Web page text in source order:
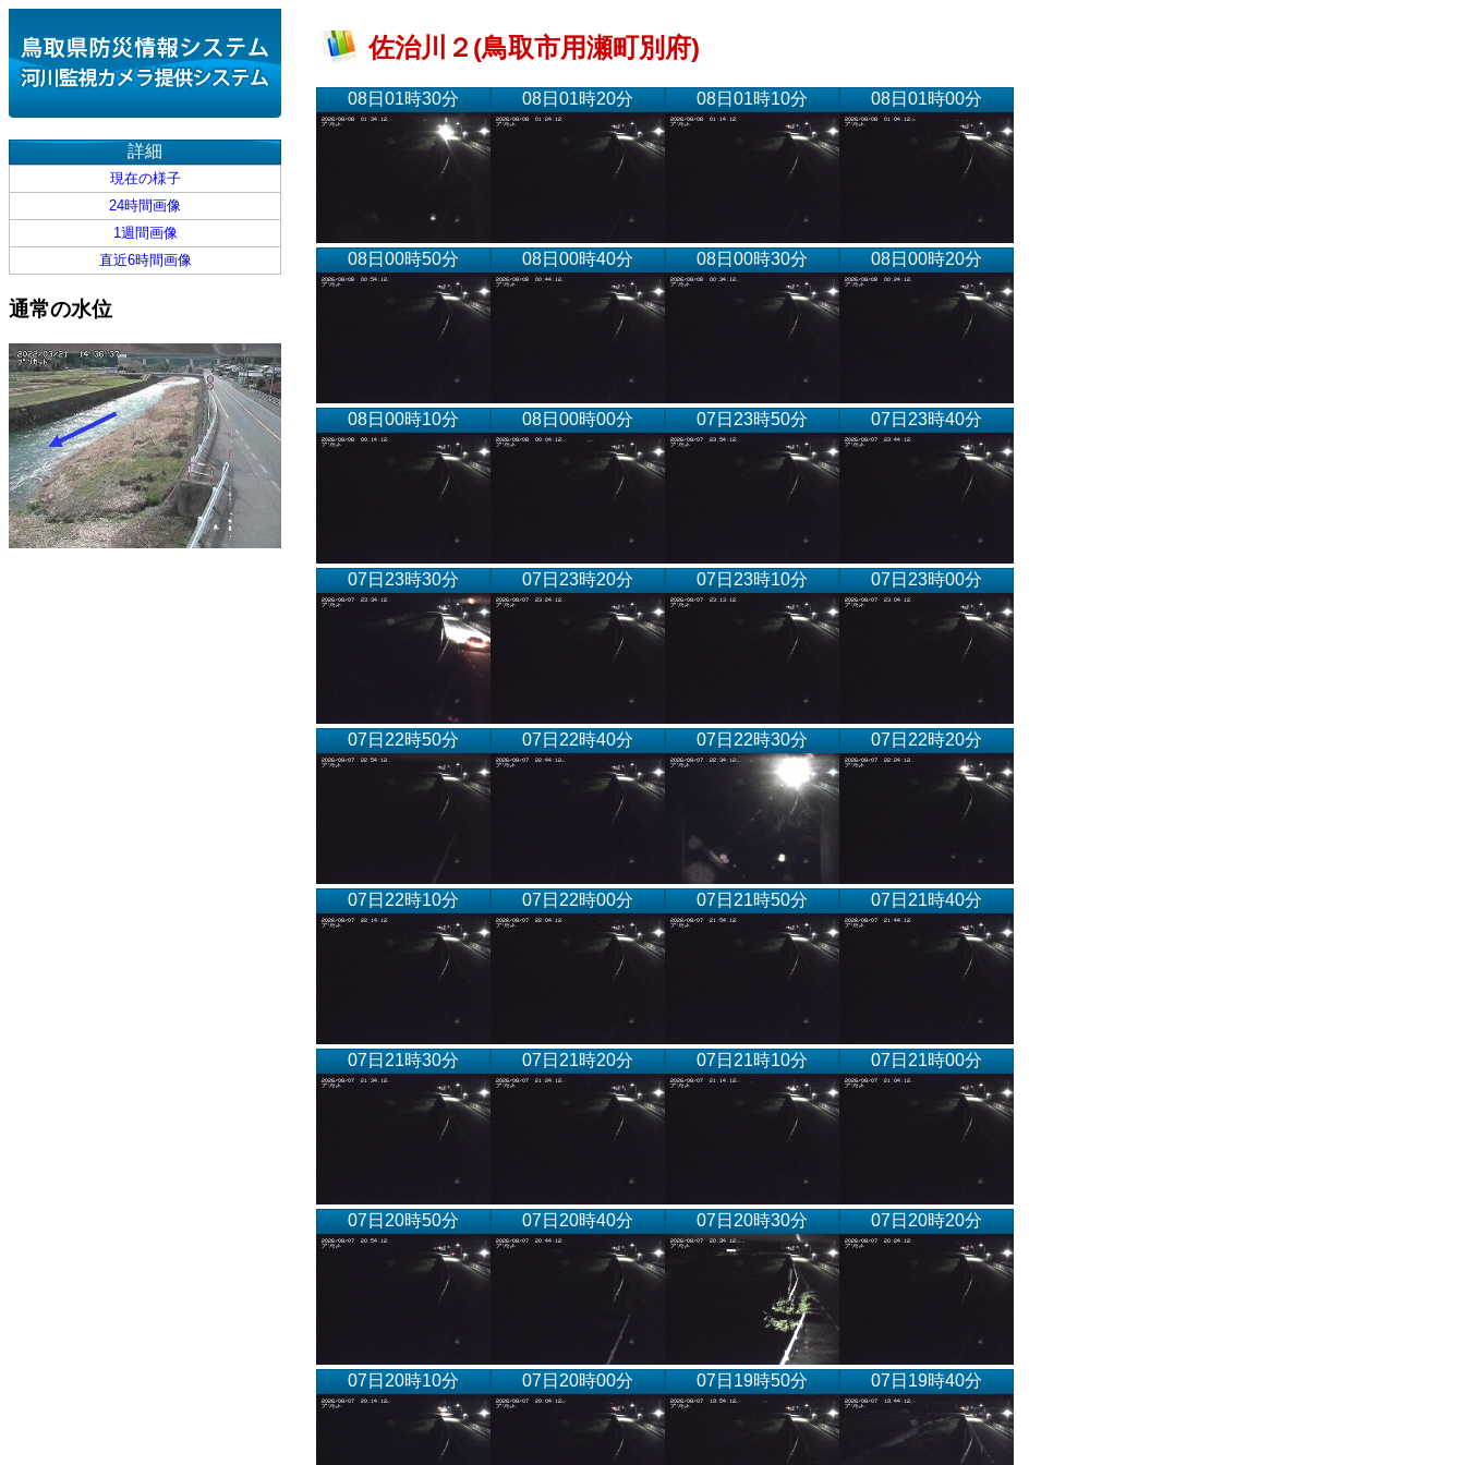
詳細
現在の様子
24時間画像
1週間画像
直近6時間画像
通常の水位
佐治川２(鳥取市用瀬町別府)
08日01時30分 08日01時20分 08日01時10分 08日01時00分
08日00時50分 08日00時40分 08日00時30分 08日00時20分
08日00時10分 08日00時00分 07日23時50分 07日23時40分
07日23時30分 07日23時20分 07日23時10分 07日23時00分
07日22時50分 07日22時40分 07日22時30分 07日22時20分
07日22時10分 07日22時00分 07日21時50分 07日21時40分
07日21時30分 07日21時20分 07日21時10分 07日21時00分
07日20時50分 07日20時40分 07日20時30分 07日20時20分
07日20時10分 07日20時00分 07日19時50分 07日19時40分